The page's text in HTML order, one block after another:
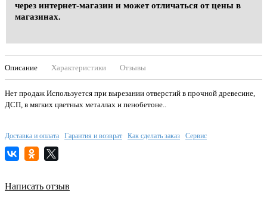
через интернет-магазин и может отличаться от цены в
магазинах.
Описание Характеристики Отзывы
Нет продаж Используется при вырезании отверстий в прочной древесине,
ДСП, в мягких цветных металлах и пенобетоне..
Доставка и оплата Гарантия и возврат Как сделать заказ Сервис
Написать отзыв